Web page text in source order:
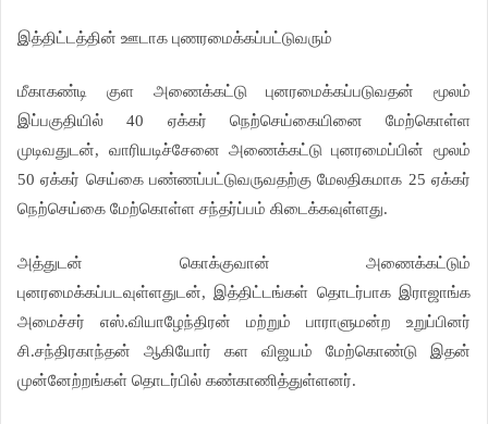
இத்திட்டத்தின் ஊடாக புணரமைக்கப்பட்டுவரும்
மீகாகண்டி குள அணைக்கட்டு புனரமைக்கப்படுவதன் மூலம்
இப்பகுதியில் 40 ஏக்கர் நெற்செய்கையினை மேற்கொள்ள
முடிவதுடன், வாரியடிச்சேனை அணைக்கட்டு புனரமைப்பின் மூலம்
50 ஏக்கர் செய்கை பண்ணப்பட்டுவருவதற்கு மேலதிகமாக 25 ஏக்கர்
நெற்செய்கை மேற்கொள்ள சந்தர்ப்பம் கிடைக்கவுள்ளது.
அத்துடன் கொக்குவான் அணைக்கட்டும்
புனரமைக்கப்படவுள்ளதுடன், இத்திட்டங்கள் தொடர்பாக இராஜாங்க
அமைச்சர் எஸ்.வியாழேந்திரன் மற்றும் பாராளுமன்ற உறுப்பினர்
சி.சந்திரகாந்தன் ஆகியோர் கள விஜயம் மேற்கொண்டு இதன்
முன்னேற்றங்கள் தொடர்பில் கண்காணித்துள்ளனர்.